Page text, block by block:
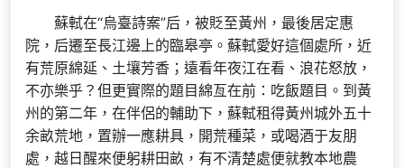
蘇軾在“烏臺詩案”后，被貶至黃州，最後居定惠
院，后遷至長江邊上的臨皋亭。蘇軾愛好這個處所，近
有荒原綿延、土壤芳香；遠看年夜江在看、浪花怒放，
不亦樂乎？但更實際的題目綿亙在前：吃飯題目。到黃
州的第二年，在伴侶的輔助下，蘇軾租得黃州城外五十
余畝荒地，置辦一應耕具，開荒種菜，或喝酒于友朋
處，越日醒來便躬耕田畝，有不清楚處便就教本地農